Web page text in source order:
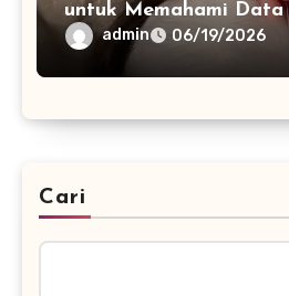
untuk Memahami Data
Terbaru
admin 06/19/2026
Cari